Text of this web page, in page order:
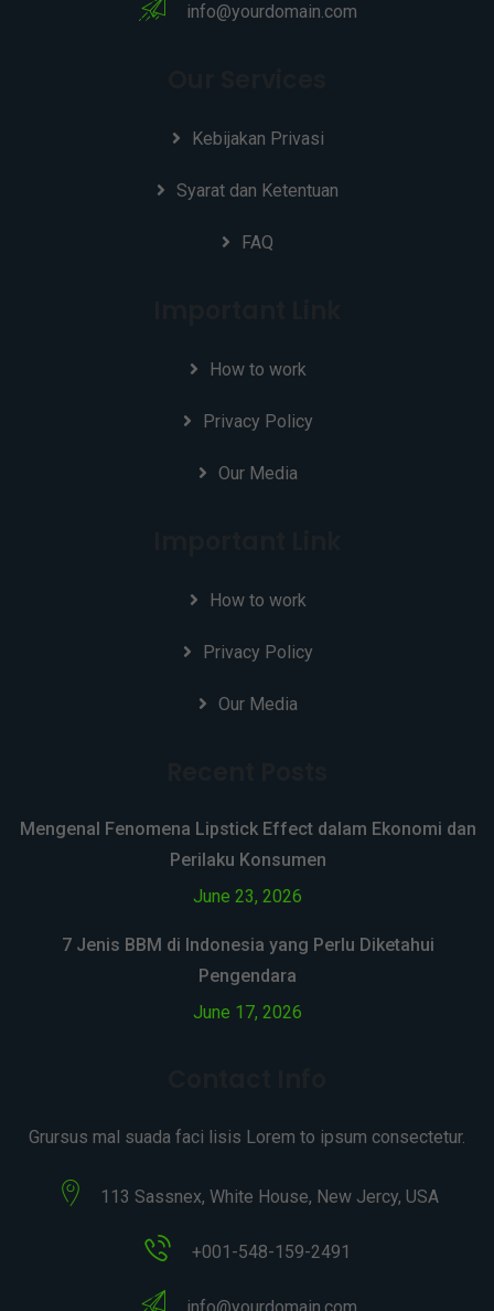
info@yourdomain.com
Kebijakan Privasi
Syarat dan Ketentuan
FAQ
How to work
Privacy Policy
Our Media
How to work
Privacy Policy
Our Media
Mengenal Fenomena Lipstick Effect dalam Ekonomi dan
Perilaku Konsumen
June 23, 2026
7 Jenis BBM di Indonesia yang Perlu Diketahui
Pengendara
June 17, 2026
Grursus mal suada faci lisis Lorem to ipsum consectetur.
113 Sassnex, White House, New Jercy, USA
+001-548-159-2491